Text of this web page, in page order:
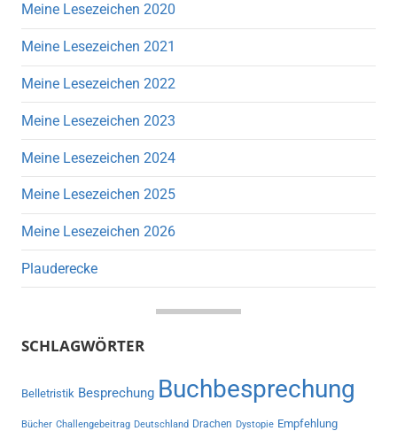
Meine Lesezeichen 2020
Meine Lesezeichen 2021
Meine Lesezeichen 2022
Meine Lesezeichen 2023
Meine Lesezeichen 2024
Meine Lesezeichen 2025
Meine Lesezeichen 2026
Plauderecke
SCHLAGWÖRTER
Belletristik Besprechung Buchbesprechung
Bücher Challengebeitrag Deutschland Drachen Dystopie Empfehlung